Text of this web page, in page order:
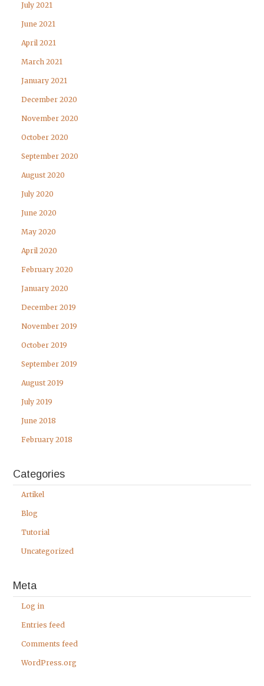
July 2021
June 2021
April 2021
March 2021
January 2021
December 2020
November 2020
October 2020
September 2020
August 2020
July 2020
June 2020
May 2020
April 2020
February 2020
January 2020
December 2019
November 2019
October 2019
September 2019
August 2019
July 2019
June 2018
February 2018
Categories
Artikel
Blog
Tutorial
Uncategorized
Meta
Log in
Entries feed
Comments feed
WordPress.org